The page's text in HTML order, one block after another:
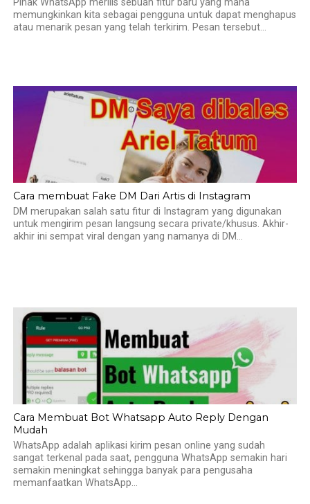
Pihak WhatsApp merilis sebuah fitur baru yang mana
memungkinkan kita sebagai pengguna untuk dapat menghapus
atau menarik pesan yang telah terkirim. Pesan tersebut...
Cara membuat Fake DM Dari Artis di Instagram
DM merupakan salah satu fitur di Instagram yang digunakan
untuk mengirim pesan langsung secara private/khusus. Akhir-
akhir ini sempat viral dengan yang namanya di DM...
Cara Membuat Bot Whatsapp Auto Reply Dengan
Mudah
WhatsApp adalah aplikasi kirim pesan online yang sudah
sangat terkenal pada saat, pengguna WhatsApp semakin hari
semakin meningkat sehingga banyak para pengusaha
memanfaatkan WhatsApp...